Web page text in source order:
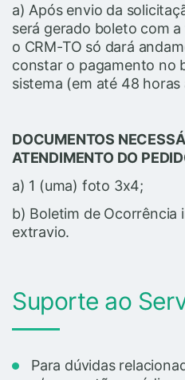
a) Após envio da
será gerado boleto com
o CRM-TO só dará
constar o pagamento no
sistema (em até 48
DOCUMENTOS
ATENDIMENTO DO
a) 1 (uma) foto 3x4;
b) Boletim de
extravio.
Suporte ao
Para dúvidas